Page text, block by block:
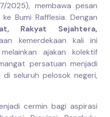
2025), membawa pesan
Bumi Rafflesia. Dengan
Rakyat Sejahtera,
kemerdekaan kali ini
ajakan kolektif
persatuan menjadi
seluruh pelosok negeri,
cermin bagi aspirasi